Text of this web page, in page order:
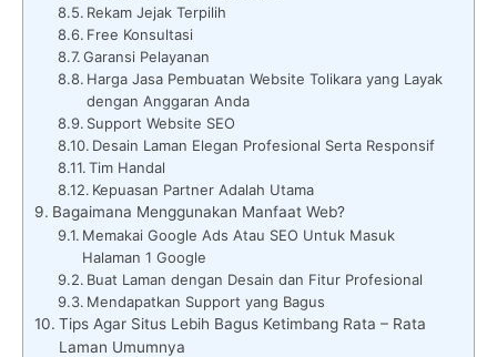
Rekam Jejak Terpilih
Free Konsultasi
Garansi Pelayanan
Harga Jasa Pembuatan Website Tolikara yang Layak
dengan Anggaran Anda
Support Website SEO
Desain Laman Elegan Profesional Serta Responsif
Tim Handal
Kepuasan Partner Adalah Utama
Bagaimana Menggunakan Manfaat Web?
Memakai Google Ads Atau SEO Untuk Masuk
Halaman 1 Google
Buat Laman dengan Desain dan Fitur Profesional
Mendapatkan Support yang Bagus
Tips Agar Situs Lebih Bagus Ketimbang Rata – Rata
Laman Umumnya